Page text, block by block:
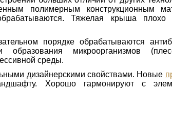
полимерным конструкционным
Тяжелая крыша плохо
порядке обрабатываются
микроорганизмов
среды.
дизайнерскими свойствами. Новые
Хорошо гармонируют с